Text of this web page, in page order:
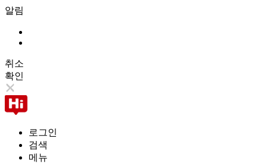
알림
취소
확인
로그인
검색
메뉴